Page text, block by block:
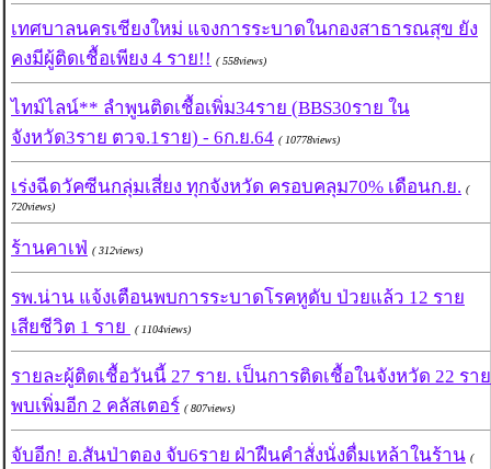
เทศบาลนครเชียงใหม่ แจงการระบาดในกองสาธารณสุข ยัง
คงมีผู้ติดเชื้อเพียง 4 ราย!! ( 558views)
ไทม์ไลน์** ลำพูนติดเชื้อเพิ่ม34ราย (BBS30ราย ใน
จังหวัด3ราย ตวจ.1ราย) - 6ก.ย.64 ( 10778views)
เร่งฉีดวัคซีนกลุ่มเสี่ยง ทุกจังหวัด ครอบคลุม70% เดือนก.ย. (
720views)
ร้านคาเฟ่ ( 312views)
รพ.น่าน แจ้งเตือนพบการระบาดโรคหูดับ ป่วยแล้ว 12 ราย
เสียชีวิต 1 ราย
( 1104views)
รายละผู้ติดเชื้อวันนี้ 27 ราย. เป็นการติดเชื้อในจังหวัด 22 ราย
พบเพิ่มอีก 2 คลัสเตอร์ ( 807views)
จับอีก! อ.สันป่าตอง จับ6ราย ฝ่าฝืนคำสั่งนั่งดื่มเหล้าในร้าน (